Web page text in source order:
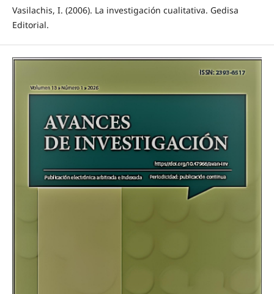
Vasilachis, I. (2006). La investigación cualitativa. Gedisa
Editorial.